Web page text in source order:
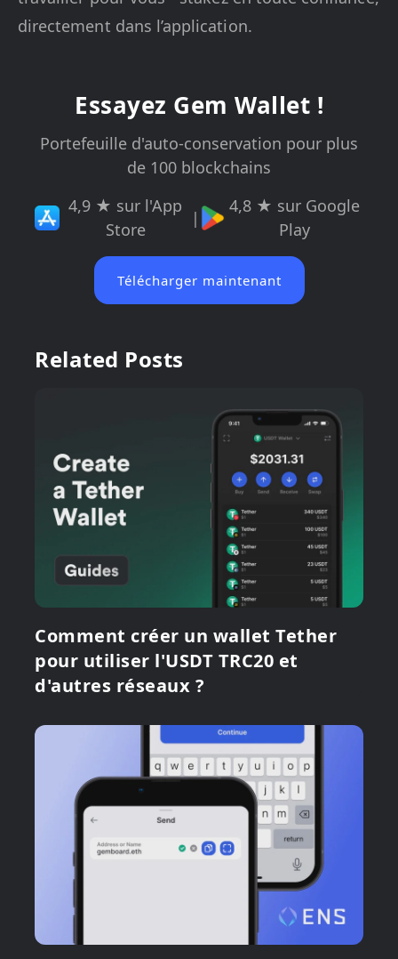
directement dans l’application.
Essayez Gem Wallet !
Portefeuille d'auto-conservation pour plus
de 100 blockchains
4,9 ★ sur l'App
Store
|
4,8 ★ sur Google
Play
Télécharger maintenant
Related Posts
Comment créer un wallet Tether
pour utiliser l'USDT TRC20 et
d'autres réseaux ?